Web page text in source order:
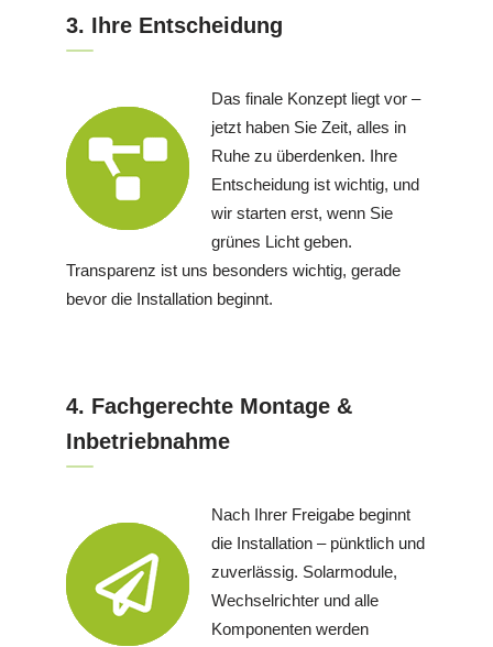
3. Ihre Entscheidung
Das finale Konzept liegt vor –
jetzt haben Sie Zeit, alles in
Ruhe zu überdenken. Ihre
Entscheidung ist wichtig, und
wir starten erst, wenn Sie
grünes Licht geben.
Transparenz ist uns besonders wichtig, gerade
bevor die Installation beginnt.
4. Fachgerechte Montage &
Inbetriebnahme
Nach Ihrer Freigabe beginnt
die Installation – pünktlich und
zuverlässig. Solarmodule,
Wechselrichter und alle
Komponenten werden